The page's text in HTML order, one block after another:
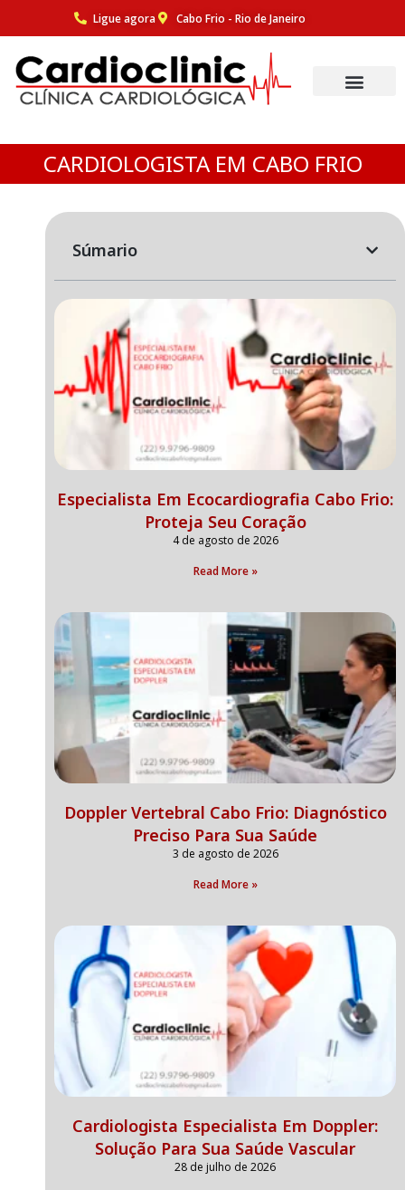
para
o
Ligue agora Cabo Frio - Rio de Janeiro
CARDIOLOGISTA EM CABO FRIO
Súmario
Especialista Em Ecocardiografia Cabo Frio:
Proteja Seu Coração
4 de agosto de 2026
Read More »
Doppler Vertebral Cabo Frio: Diagnóstico
Preciso Para Sua Saúde
3 de agosto de 2026
Read More »
Cardiologista Especialista Em Doppler:
Solução Para Sua Saúde Vascular
28 de julho de 2026